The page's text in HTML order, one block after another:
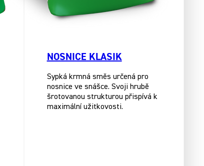
NOSNICE KLASIK
Sypká krmná směs určená pro
nosnice ve snášce. Svoji hrubě
šrotovanou strukturou přispívá k
maximální užitkovosti.